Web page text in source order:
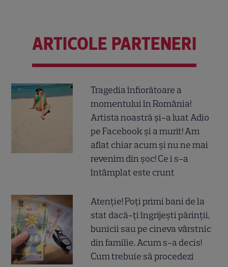
ARTICOLE PARTENERI
Tragedia înfiorătoare a
momentului în România!
Artista noastră și-a luat Adio
pe Facebook și a murit! Am
aflat chiar acum și nu ne mai
revenim din șoc! Ce i s-a
întâmplat este crunt
Atenție! Poți primi bani de la
stat dacă-ți îngrijești părinții,
bunicii sau pe cineva vârstnic
din familie. Acum s-a decis!
Cum trebuie să procedezi